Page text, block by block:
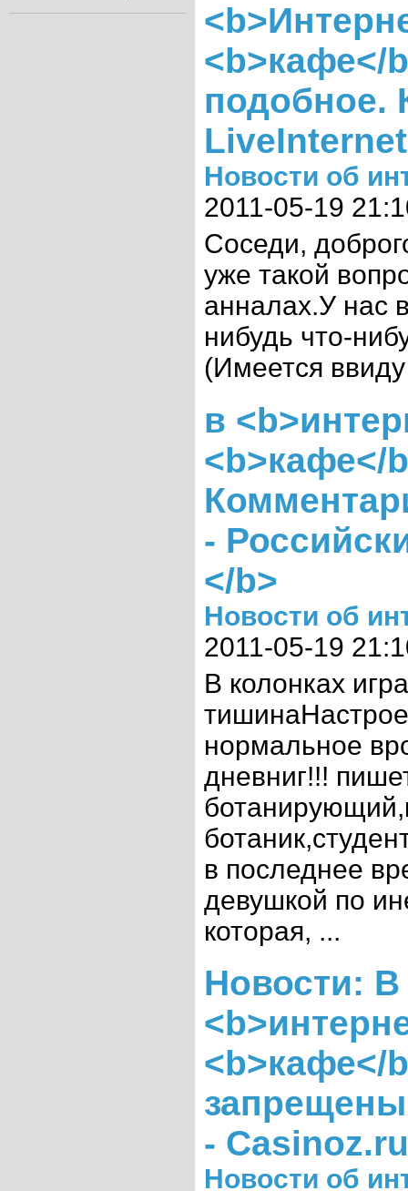
<b>кафе</
подобное.
Новости об
2011-05-19
Соседи,
уже такой
анналах.У нас
нибудь что-
(Имеется
в
<b>кафе</
-
</b>
Новости об
2011-05-19
В колонках
нормальное
дневниг!!!
в последнее
девушкой по
которая, ...
Новости: В
<b>кафе</
- Casinoz.ru
Новости об